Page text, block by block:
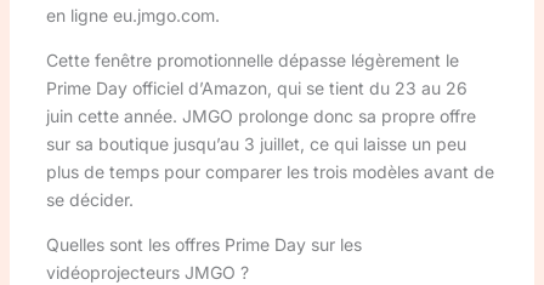
en ligne eu.jmgo.com.
Cette fenêtre promotionnelle dépasse légèrement le
Prime Day officiel d’Amazon, qui se tient du 23 au 26
juin cette année. JMGO prolonge donc sa propre offre
sur sa boutique jusqu’au 3 juillet, ce qui laisse un peu
plus de temps pour comparer les trois modèles avant de
se décider.
Quelles sont les offres Prime Day sur les
vidéoprojecteurs JMGO ?